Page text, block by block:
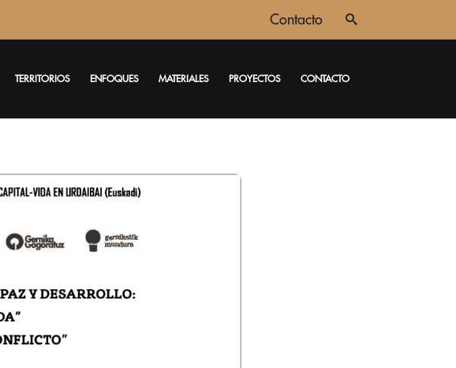
Contacto
TERRITORIOS ENFOQUES MATERIALES PROYECTOS CONTACTO